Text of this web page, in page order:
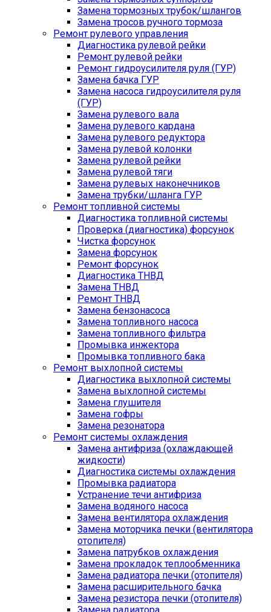
Замена тормозных трубок/шлангов
Замена тросов ручного тормоза
Ремонт рулевого управления
Диагностика рулевой рейки
Ремонт рулевой рейки
Ремонт гидроусилителя руля (ГУР)
Замена бачка ГУР
Замена насоса гидроусилителя руля
(ГУР)
Замена рулевого вала
Замена рулевого кардана
Замена рулевого редуктора
Замена рулевой колонки
Замена рулевой рейки
Замена рулевой тяги
Замена рулевых наконечников
Замена трубки/шланга ГУР
Ремонт топливной системы
Диагностика топливной системы
Проверка (диагностика) форсунок
Чистка форсунок
Замена форсунок
Ремонт форсунок
Диагностика ТНВД
Замена ТНВД
Ремонт ТНВД
Замена бензонасоса
Замена топливного насоса
Замена топливного фильтра
Промывка инжектора
Промывка топливного бака
Ремонт выхлопной системы
Диагностика выхлопной системы
Замена выхлопной системы
Замена глушителя
Замена гофры
Замена резонатора
Ремонт системы охлаждения
Замена антифриза (охлаждающей
жидкости)
Диагностика системы охлаждения
Промывка радиатора
Устранение течи антифриза
Замена водяного насоса
Замена вентилятора охлаждения
Замена моторчика печки (вентилятора
отопителя)
Замена патрубков охлаждения
Замена прокладок теплообменника
Замена радиатора печки (отопителя)
Замена расширительного бачка
Замена резистора печки (отопителя)